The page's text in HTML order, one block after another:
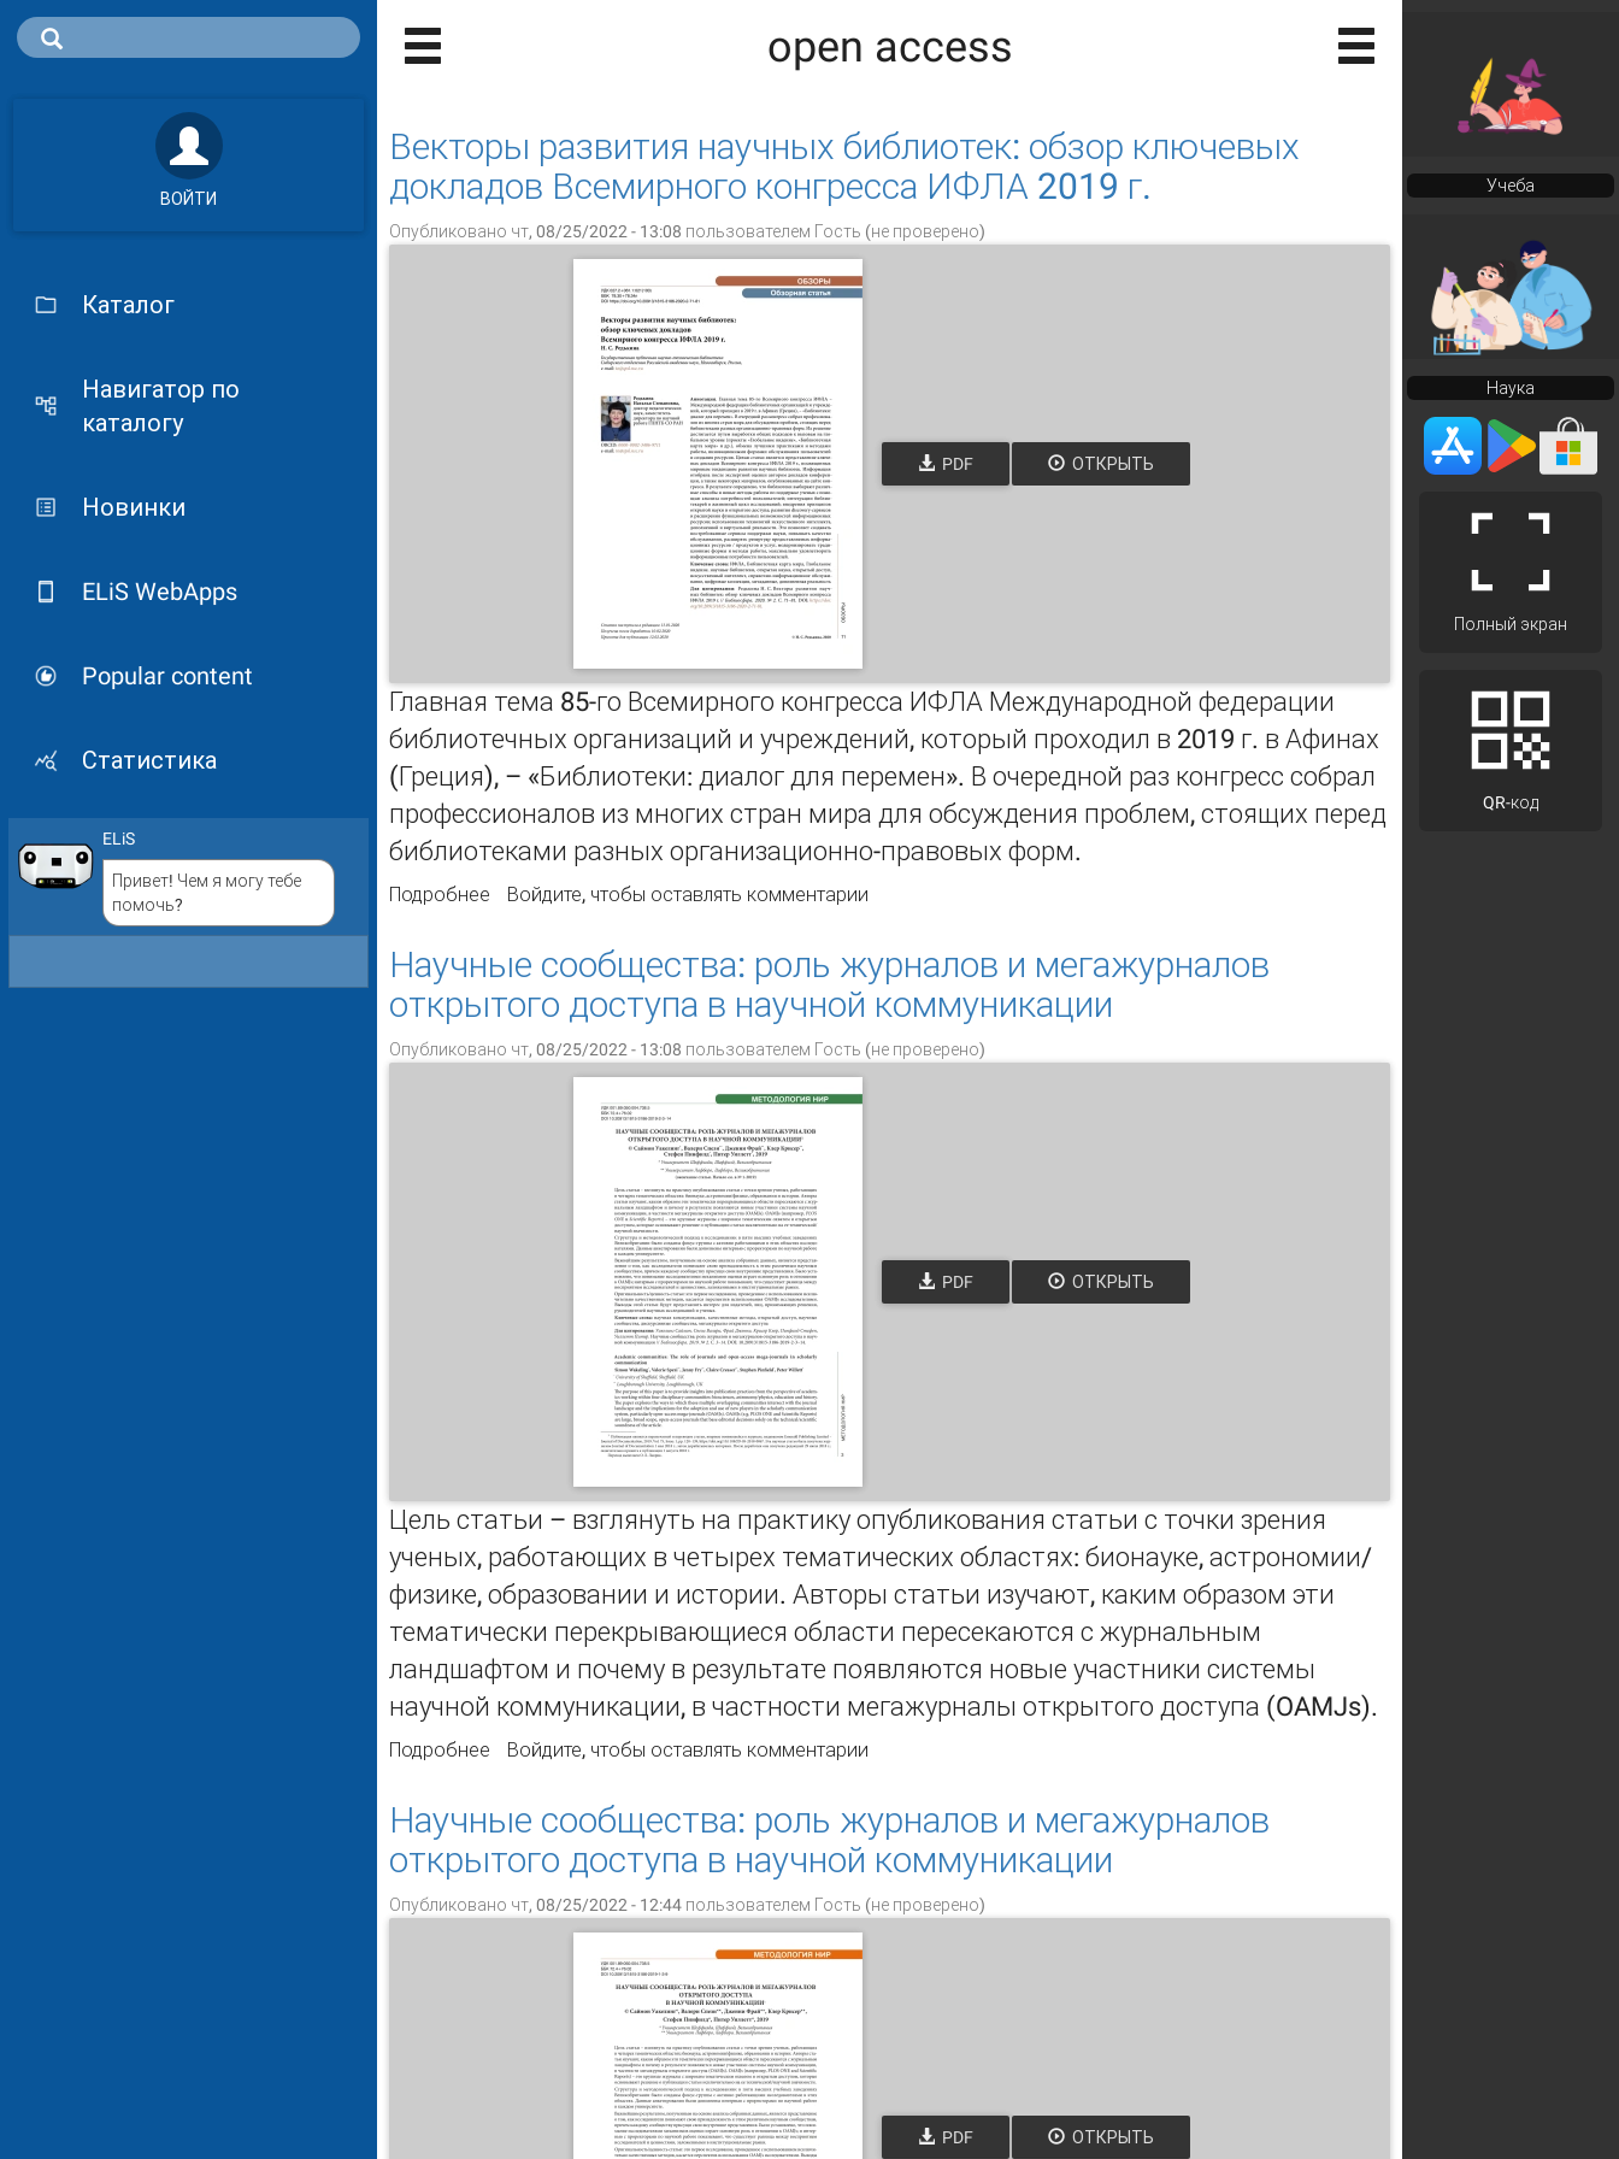
ВОЙТИ
Каталог
Навигатор по
каталогу
Новинки
ELiS WebApps
Popular content
Статистика
ELiS
Привет! Чем я могу тебе
помочь?
open access
Векторы развития научных библиотек: обзор ключевых
докладов Всемирного конгресса ИФЛА 2019 г.
Опубликовано чт, 08/25/2022 - 13:08 пользователем Гость (не проверено)
PDF ОТКРЫТЬ
Главная тема 85-го Всемирного конгресса ИФЛА Международной федерации
библиотечных организаций и учреждений, который проходил в 2019 г. в Афинах
(Греция), – «Библиотеки: диалог для перемен». В очередной раз конгресс собрал
профессионалов из многих стран мира для обсуждения проблем, стоящих перед
библиотеками разных организационно-правовых форм.
Подробнее о Векторы развития научных библиотек: обзор ключевых докладов Всемирного конгресса ИФЛА
Войдите, чтобы оставлять комментарии
Научные сообщества: роль журналов и мегажурналов
открытого доступа в научной коммуникации
Опубликовано чт, 08/25/2022 - 13:08 пользователем Гость (не проверено)
PDF ОТКРЫТЬ
Цель статьи – взглянуть на практику опубликования статьи с точки зрения
ученых, работающих в четырех тематических областях: бионауке, астрономии/
физике, образовании и истории. Авторы статьи изучают, каким образом эти
тематически перекрывающиеся области пересекаются с журнальным
ландшафтом и почему в результате появляются новые участники системы
научной коммуникации, в частности мегажурналы открытого доступа (OAMJs).
Подробнее о Научные сообщества: роль журналов и мегажурналов открытого доступа в научной
Войдите, чтобы оставлять комментарии
Научные сообщества: роль журналов и мегажурналов
открытого доступа в научной коммуникации
Опубликовано чт, 08/25/2022 - 12:44 пользователем Гость (не проверено)
PDF ОТКРЫТЬ
Учеба
Наука
Полный экран
QR-код